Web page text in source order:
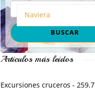
Naviera
Artículos más leídos
Excursiones cruceros -